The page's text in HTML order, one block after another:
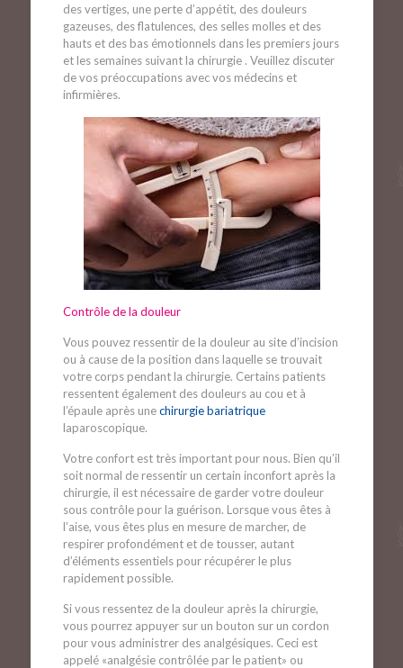
des vertiges, une perte d’appétit, des douleurs
gazeuses, des flatulences, des selles molles et des
hauts et des bas émotionnels dans les premiers jours
et les semaines suivant la chirurgie . Veuillez discuter
de vos préoccupations avec vos médecins et
infirmières.
Contrôle de la douleur
Vous pouvez ressentir de la douleur au site d’incision
ou à cause de la position dans laquelle se trouvait
votre corps pendant la chirurgie. Certains patients
ressentent également des douleurs au cou et à
l’épaule après unechirurgie bariatrique
laparoscopique.
Votre confort est très important pour nous. Bien qu’il
soit normal de ressentir un certain inconfort après la
chirurgie, il est nécessaire de garder votre douleur
sous contrôle pour la guérison. Lorsque vous êtes à
l’aise, vous êtes plus en mesure de marcher, de
respirer profondément et de tousser, autant
d’éléments essentiels pour récupérer le plus
rapidement possible.
Si vous ressentez de la douleur après la chirurgie,
vous pourrez appuyer sur un bouton sur un cordon
pour vous administrer des analgésiques. Ceci est
appelé «analgésie contrôlée par le patient» ou